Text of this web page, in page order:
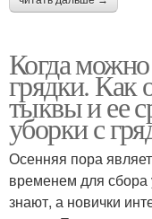
Когда
грядки. Как
тыквы и ее
уборки с
Осенняя пора
временем для
знают, а новички